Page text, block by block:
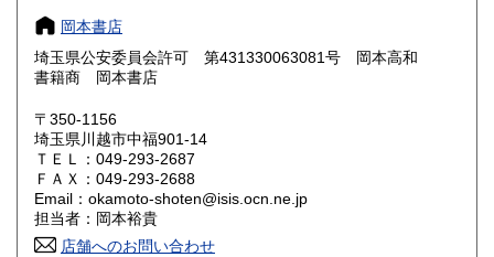
奈良県
鳥取県
岡山県 2,440円
山口県 2,440円
香川県
岡本書店
埼玉県公安委員会許可 第431330063081号 岡本高和
書籍商 岡本書店
〒350-1156
埼玉県川越市中福901-14
ＴＥＬ：049-293-2687
ＦＡＸ：049-293-2688
Email：okamoto-shoten@isis.ocn.ne.jp
担当者：岡本裕貴
店舗へのお問い合わせ